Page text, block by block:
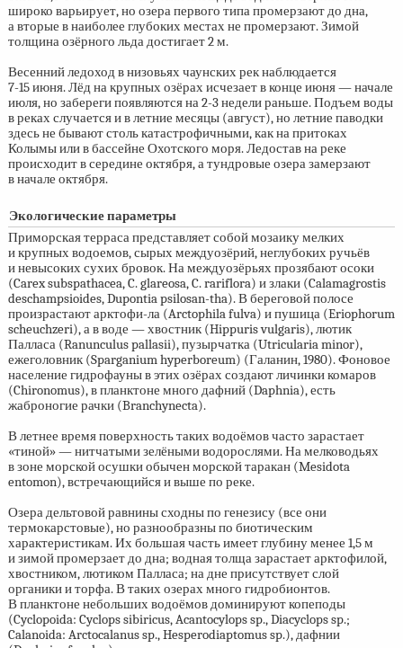
широко варьирует, но озера первого типа промерзают до дна,
а вторые в наиболее глубоких местах не промерзают. Зимой
толщина озёрного льда достигает 2 м.
Весенний ледоход в низовьях чаунских рек наблюдается
7-15 июня.Лёд на крупных озёрах исчезает в конце июня — начале
июля, но забереги появляются на2-3недели раньше. Подъем воды
в реках случается и в летние месяцы (август), но летние паводки
здесь не бывают столь катастрофичными, как на притоках
Колымы или в бассейне Охотского моря. Ледостав на реке
происходит в середине октября, а тундровые озера замерзают
в начале октября.
Экологические параметры
Приморская терраса представляет собой мозаику мелких
и крупных водоемов, сырых междуозёрий, неглубоких ручьёв
и невысоких сухих бровок. На междуозёрьях прозябают осоки
(Carex subspathacea, C. glareosa, C. rariflora) и злаки (Calamagrostis
deschampsioides, Dupontia psilosan-tha). В береговой полосе
произрастают арктофи-ла (Arctophila fulva) и пушица (Eriophorum
scheuchzeri), а в воде — хвостник (Hippuris vulgaris), лютик
Палласа (Ranunculus pallasii), пузырчатка (Utricularia minor),
ежеголовник (Sparganium hyperboreum) (Галанин, 1980). Фоновое
население гидрофауны в этих озёрах создают личинки комаров
(Chironomus), в планктоне много дафний (Daphnia), есть
жаброногие рачки (Branchynecta).
В летнее время поверхность таких водоёмов часто зарастает
«тиной» — нитчатыми зелёными водорослями. На мелководьях
в зоне морской осушки обычен морской таракан (Mesidota
entomon), встречающийся и выше по реке.
Озера дельтовой равнины сходны по генезису (все они
термокарстовые), но разнообразны по биотическим
характеристикам. Их большая часть имеет глубину менее 1,5 м
и зимой промерзает до дна; водная толща зарастает арктофилой,
хвостником, лютиком Палласа; на дне присутствует слой
органики и торфа. В таких озерах много гидробионтов.
В планктоне небольших водоёмов доминируют копеподы
(Cyclopoida: Cyclops sibiricus, Acantocylops sp., Diacyclops sp.;
Calanoida: Arctocalanus sp., Hesperodiaptomus sp.), дафнии